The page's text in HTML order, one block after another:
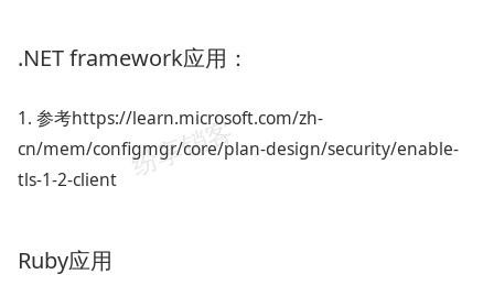
.NET framework应用：
1. 参考https://learn.microsoft.com/zh-
cn/mem/configmgr/core/plan-design/security/enable-
tls-1-2-client
Ruby应用